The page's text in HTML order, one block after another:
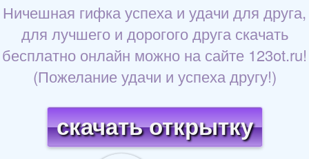
Ничешная гифка успеха и удачи для друга,
для лучшего и дорогого друга скачать
бесплатно онлайн можно на сайте 123ot.ru!
(Пожелание удачи и успеха другу!)
скачать открытку